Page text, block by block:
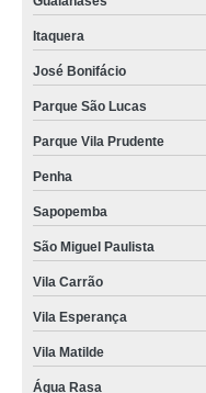
Itaquera
José Bonifácio
Parque São Lucas
Parque Vila Prudente
Penha
Sapopemba
São Miguel Paulista
Vila Carrão
Vila Esperança
Vila Matilde
Água Rasa